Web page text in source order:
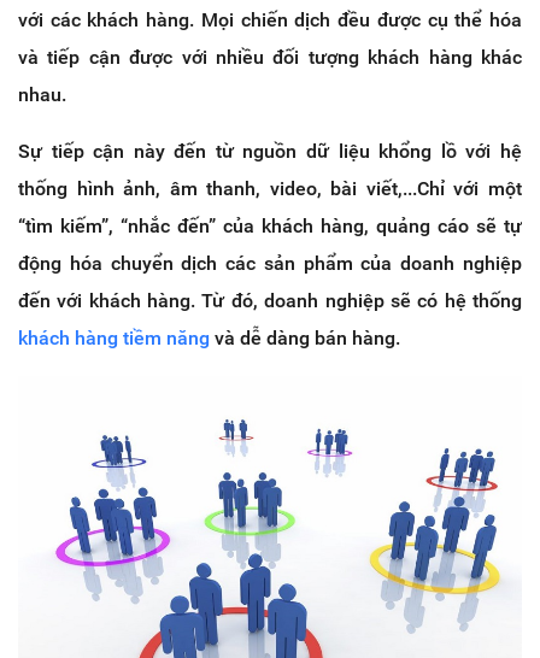
với các khách hàng. Mọi chiến dịch đều được cụ thể hóa
và tiếp cận được với nhiều đối tượng khách hàng khác
nhau.
Sự tiếp cận này đến từ nguồn dữ liệu khổng lồ với hệ
thống hình ảnh, âm thanh, video, bài viết,...Chỉ với một
“tìm kiếm”, “nhắc đến” của khách hàng, quảng cáo sẽ tự
động hóa chuyển dịch các sản phẩm của doanh nghiệp
đến với khách hàng. Từ đó, doanh nghiệp sẽ có hệ thống
khách hàng tiềm năng và dễ dàng bán hàng.